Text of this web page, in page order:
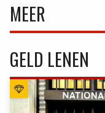
MEER
GELD LENEN